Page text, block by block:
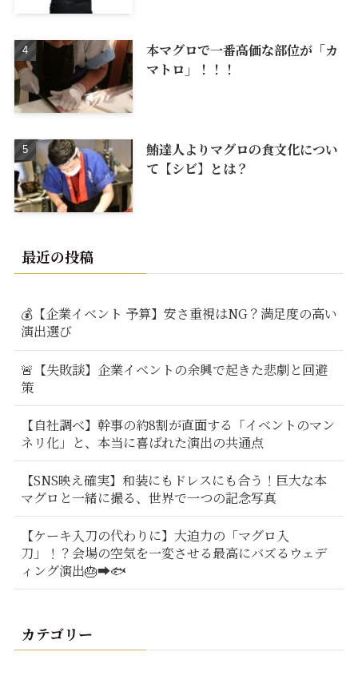
本マグロで一番高価な部位が「カ
マトロ」！！！
鮪達人よりマグロの食文化につい
て【シビ】とは？
最近の投稿
💰【企業イベント 予算】安さ重視はNG？満足度の高い
演出選び
🚨【失敗談】企業イベントの余興で起きた悲劇と回避
策
【自社調べ】幹事の約8割が直面する「イベントのマン
ネリ化」と、本当に喜ばれた演出の共通点
【SNS映え確実】和装にもドレスにも合う！巨大な本
マグロと一緒に撮る、世界で一つの記念写真
【ケーキ入刀の代わりに】大迫力の「マグロ入
刀」！？会場の空気を一変させる最高にバズるウェデ
ィング演出🎂➡️🐟
カテゴリー